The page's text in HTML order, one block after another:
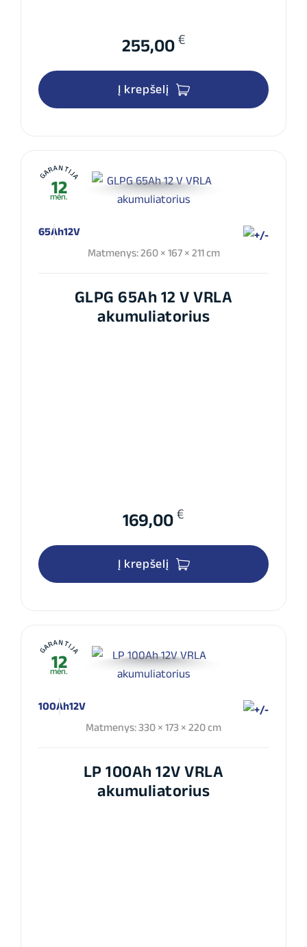
255,00 €
Į krepšelį
GARANTIJA
12
mėn.
65Ah12V
Matmenys: 260 × 167 × 211 cm
GLPG 65Ah 12 V VRLA
akumuliatorius
169,00 €
Į krepšelį
GARANTIJA
12
mėn.
100Ah12V
Matmenys: 330 × 173 × 220 cm
LP 100Ah 12V VRLA
akumuliatorius